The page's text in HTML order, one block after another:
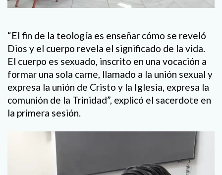
“El fin de la teología es enseñar cómo se reveló
Dios y el cuerpo revela el significado de la vida.
El cuerpo es sexuado, inscrito en una vocación a
formar una sola carne, llamado a la unión sexual y
expresa la unión de Cristo y la Iglesia, expresa la
comunión de la Trinidad”, explicó el sacerdote en
la primera sesión.